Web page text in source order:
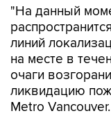
"На данный
линий
на месте в
очаги
ликвидацию
Metro Vancouver.